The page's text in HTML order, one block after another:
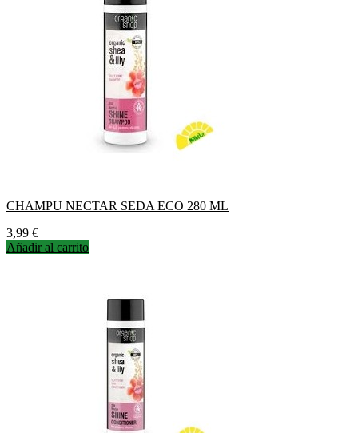
CHAMPU NECTAR SEDA ECO 280 ML
Precio
3,99 €
Añadir al carrito